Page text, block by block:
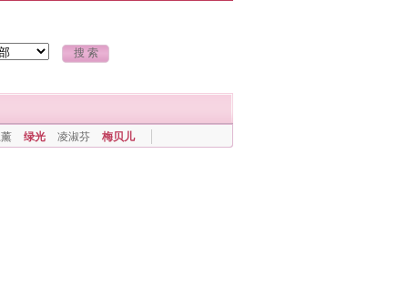
绿光 凌淑芬 梅贝儿